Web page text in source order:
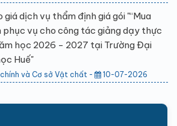
giá dịch vụ thẩm định giá gói "“Mua
phục vụ cho công tác giảng dạy thực
học 2026 - 2027 tại Trường Đại
Huế"
và Cơ sở Vật chất - 10-07-2026